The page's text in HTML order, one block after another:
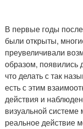
В первые годы
были открыты,
преувеличивали
образом, появились
что делать с так
есть с этим
действия и
визуальной
реальное действие